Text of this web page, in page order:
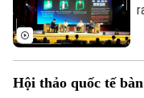
Hội thảo quốc tế